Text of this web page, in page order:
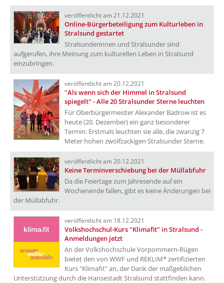
veröffentlicht am 21.12.2021
Online-Bürgerbeteiligung zum Kulturleben in
Stralsund gestartet
Stralsunderinnen und Stralsunder sind
aufgerufen, ihre Meinung zum kulturellen Leben in Stralsund
einzubringen.
veröffentlicht am 20.12.2021
"Als wenn sich der Himmel in Stralsund
spiegelt" - Alle 20 Stralsunder Sterne leuchten
Für Oberbürgermeister Alexander Badrow ist es
heute (20. Dezember) ein ganz besonderer
Termin: Erstmals leuchten sie alle, die zwanzig 7
Meter hohen zwölfzackigen Stralsunder Sterne.
veröffentlicht am 20.12.2021
Keine Terminverschiebung bei der Müllabfuhr
Da die Feiertage zum Jahresende auf ein
Wochenende fallen, gibt es keine Änderungen bei
der Müllabfuhr.
veröffentlicht am 18.12.2021
Volkshochschul-Kurs "Klimafit" in Stralsund -
Anmeldungen jetzt
An der Volkshochschule Vorpommern-Rügen
bietet den von WWF und REKLIM* zertifizierten
Kurs "Klimafit" an, der Dank der maßgeblichen
Unterstützung durch die Hansestadt Stralsund stattfinden kann.